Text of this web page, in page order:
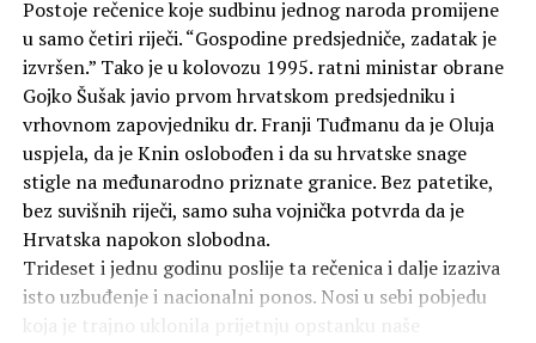
predvoditi državnu listu u izbornoj jedinici koja obuhvaća
Unsko-sansku i Hercegbosansku županiju.
U izbornoj jedinici sastavljenoj od dviju hercegovačkih
županija novi mandat pokušat će osvojiti Predrag Kožul.
Posebnu težinu ovoj listi daju ministar pravosuđa BiH
Davor Bunoza te zamjenici ministara Josip Brkić i Slaven
Galić.
Uključivanje trojice članova izvršne vlasti na istu
parlamentarnu listu pokazuje daHDZ BiH na izborima
2026. godine
računa na njihovu političku
Postoje rečenice koje sudbinu jednog naroda promijene
u samo četiri riječi. “Gospodine predsjedniče, zadatak je
izvršen.” Tako je u kolovozu 1995. ratni ministar obrane
Gojko Šušak javio prvom hrvatskom predsjedniku i
vrhovnom zapovjedniku dr. Franji Tuđmanu da je Oluja
uspjela, da je Knin oslobođen i da su hrvatske snage
stigle na međunarodno priznate granice. Bez patetike,
bez suvišnih riječi, samo suha vojnička potvrda da je
Hrvatska napokon slobodna.
Trideset i jednu godinu poslije ta rečenica i dalje izaziva
isto uzbuđenje i nacionalni ponos. Nosi u sebi pobjedu
koja je trajno uklonila prijetnju opstanku naše